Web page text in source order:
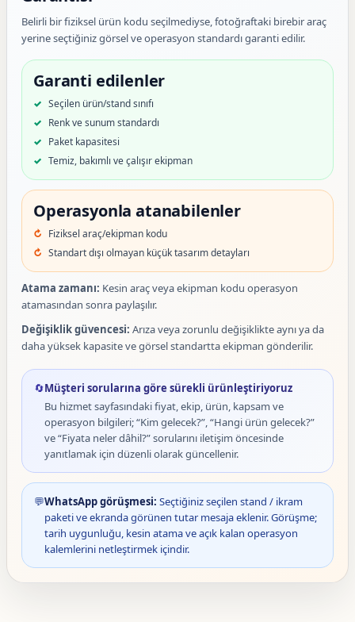
Belirli bir fiziksel ürün kodu seçilmediyse, fotoğraftaki birebir araç
yerine seçtiğiniz görsel ve operasyon standardı garanti edilir.
Garanti edilenler
Seçilen ürün/stand sınıfı
Renk ve sunum standardı
Paket kapasitesi
Temiz, bakımlı ve çalışır ekipman
Operasyonla atanabilenler
Fiziksel araç/ekipman kodu
Standart dışı olmayan küçük tasarım detayları
Atama zamanı: Kesin araç veya ekipman kodu operasyon
atamasından sonra paylaşılır.
Değişiklik güvencesi: Arıza veya zorunlu değişiklikte aynı ya da
daha yüksek kapasite ve görsel standartta ekipman gönderilir.
🔄Müşteri sorularına göre sürekli ürünleştiriyoruz
Bu hizmet sayfasındaki fiyat, ekip, ürün, kapsam ve
operasyon bilgileri; “Kim gelecek?”, “Hangi ürün gelecek?”
ve “Fiyata neler dâhil?” sorularını iletişim öncesinde
yanıtlamak için düzenli olarak güncellenir.
💬WhatsApp görüşmesi: Seçtiğiniz seçilen stand / ikram
paketi ve ekranda görünen tutar mesaja eklenir. Görüşme;
tarih uygunluğu, kesin atama ve açık kalan operasyon
kalemlerini netleştirmek içindir.